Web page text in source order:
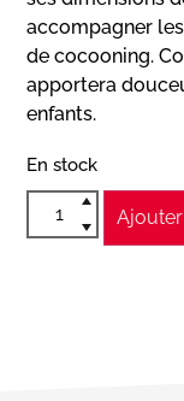
accompagner
de cocooning.
apportera
enfants.
En stock